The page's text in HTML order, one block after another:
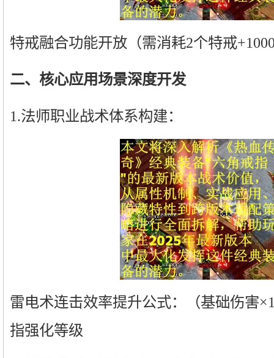
特戒融合功能开放（需消耗2个特戒
二、核心应用场景深度开发
1.法师职业战术体系构建：
雷电术连击效率提升公式：（基础伤害
指强化等级